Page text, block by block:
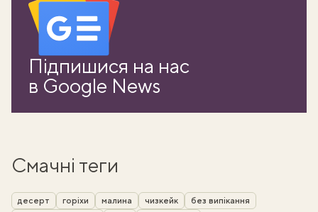
Підпишися на нас
в Google News
Смачні теги
десерт горіхи малина чизкейк
без випікання